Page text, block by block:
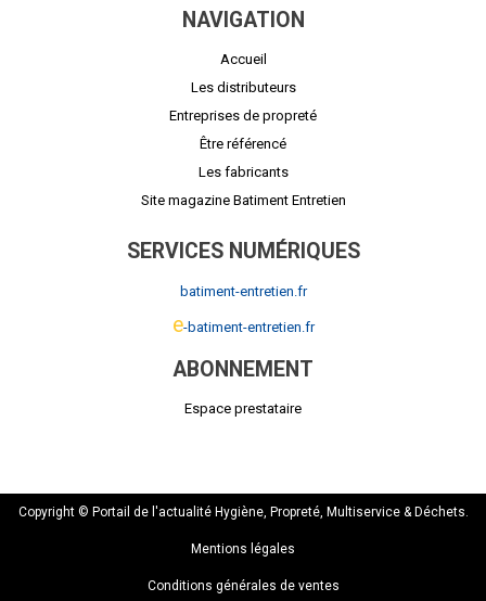
NAVIGATION
Accueil
Les distributeurs
Entreprises de propreté
Être référencé
Les fabricants
Site magazine Batiment Entretien
SERVICES NUMÉRIQUES
batiment-entretien.fr
e-batiment-entretien.fr
ABONNEMENT
Espace prestataire
Copyright © Portail de l'actualité Hygiène, Propreté, Multiservice & Déchets.
Mentions légales
Conditions générales de ventes